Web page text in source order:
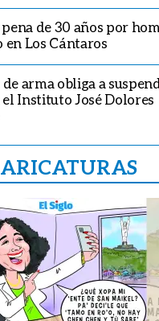
de 30 años por
en Los Cántaros
arma obliga a
el Instituto José Dolores